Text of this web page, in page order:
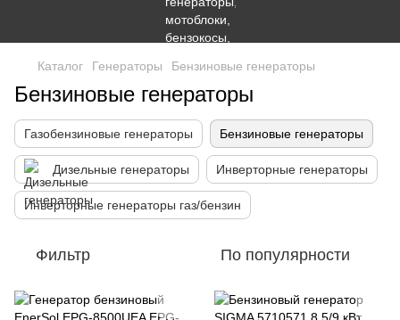
Каталог Генераторы Бензиновые генераторы
Бензиновые генераторы
Газобензиновые генераторы Бензиновые генераторы
Дизельные генераторы Инверторные генераторы
Инверторные генераторы газ/бензин
Фильтр По популярности